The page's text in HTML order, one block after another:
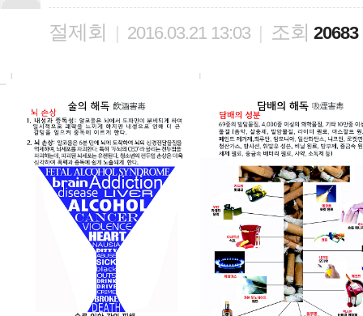
절제회 | 2016.03.21 13:03 | 조회 20683